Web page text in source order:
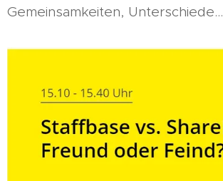
Gemeinsamkeiten, Unterschiede...